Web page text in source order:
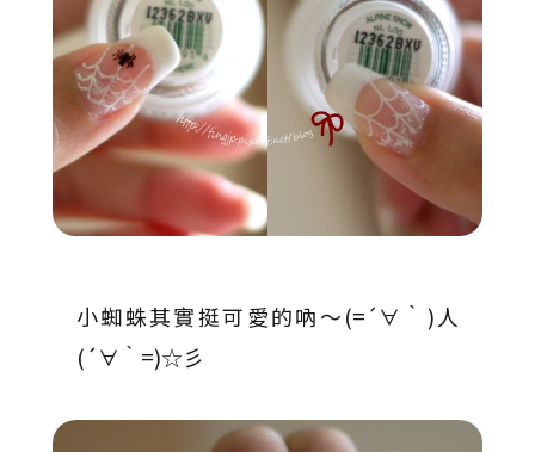
小蜘蛛其實挺可愛的吶〜(=´∀｀)人
(´∀｀=)☆彡